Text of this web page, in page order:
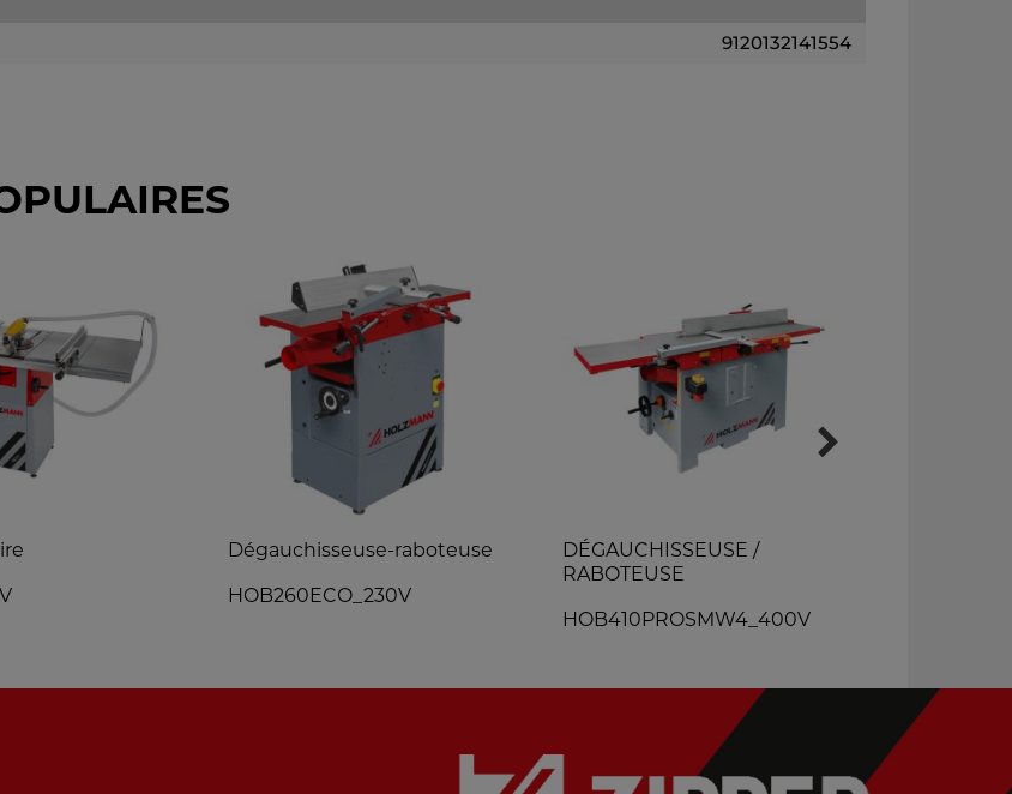
9120132141554
Dégauchisseuse-raboteuse
HOB260ECO_230V
DÉGAUCHISSEUSE /
RABOTEUSE
HOB410PROSMW4_400V